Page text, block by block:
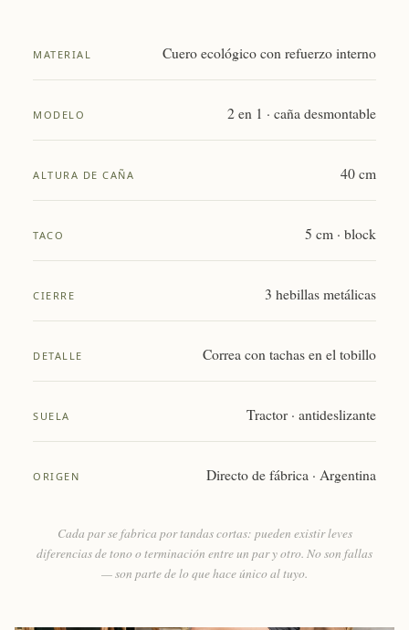
MATERIAL Cuero ecológico con refuerzo interno
MODELO 2 en 1 · caña desmontable
ALTURA DE CAÑA 40 cm
TACO 5 cm · block
CIERRE 3 hebillas metálicas
DETALLE Correa con tachas en el tobillo
SUELA Tractor · antideslizante
ORIGEN Directo de fábrica · Argentina
Cada par se fabrica por tandas cortas: pueden existir leves
diferencias de tono o terminación entre un par y otro. No son fallas
— son parte de lo que hace único al tuyo.